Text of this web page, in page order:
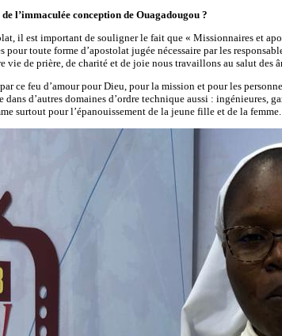
l’immaculée conception de Ouagadougou ?
il est important de souligner le fait que « Missionnaires et
toute forme d’apostolat jugée nécessaire par les
de prière, de charité et de joie nous travaillons au salut des
ce feu d’amour pour Dieu, pour la mission et pour les
dans d’autres domaines d’ordre technique aussi :
surtout pour l’épanouissement de la jeune fille et de la